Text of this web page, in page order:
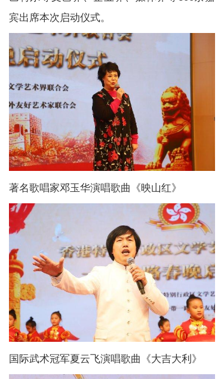
宾出席本次启动仪式。
著名歌唱家邓玉华演唱歌曲《映山红》
国际武术冠军夏云飞演唱歌曲《大吉大利》